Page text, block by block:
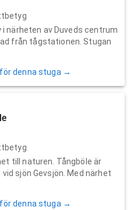
i närheten av Duveds centrum
från tågstationen. Stugan
denna stuga →
till naturen. Tångböle är
sjön Gevsjön. Med närhet
denna stuga →